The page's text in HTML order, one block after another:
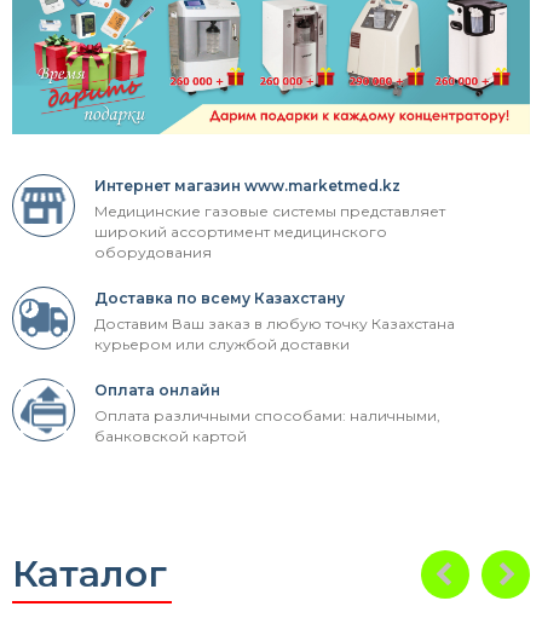
Интернет магазин www.marketmed.kz
Медицинские газовые системы представляет
широкий ассортимент медицинского
оборудования
Доставка по всему Казахстану
Доставим Ваш заказ в любую точку Казахстана
курьером или службой доставки
Оплата онлайн
Оплата различными способами: наличными,
банковской картой
Каталог